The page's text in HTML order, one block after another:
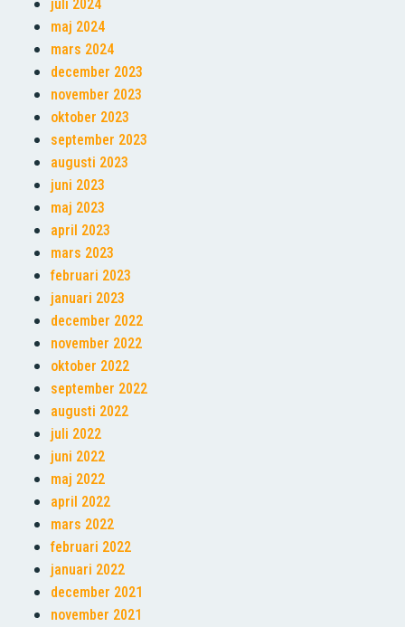
juli 2024
maj 2024
mars 2024
december 2023
november 2023
oktober 2023
september 2023
augusti 2023
juni 2023
maj 2023
april 2023
mars 2023
februari 2023
januari 2023
december 2022
november 2022
oktober 2022
september 2022
augusti 2022
juli 2022
juni 2022
maj 2022
april 2022
mars 2022
februari 2022
januari 2022
december 2021
november 2021